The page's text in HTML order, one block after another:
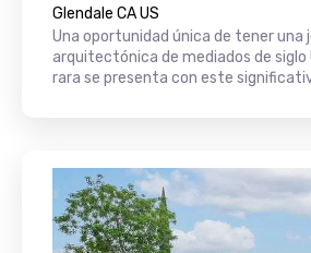
Glendale CA US
Una oportunidad única de tener una
arquitectónica de mediados de siglo
rara se presenta con este